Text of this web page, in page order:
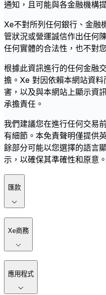
通知，且可能與各金融機構
Xe不對所列任何銀行、金融
管狀況或營運誠信作出任何
任何實體的合法性，也不對
根據此資訊進行的任何金融
擔。Xe 對因依賴本網站資
害，以及與本網站上顯示資
承擔責任。
我們建議您在進行任何交易
有細節。本免責聲明僅提供
餘部分可能以您選擇的語言
示，以確保其準確性和原意。
匯款
Xe商務
應用程式